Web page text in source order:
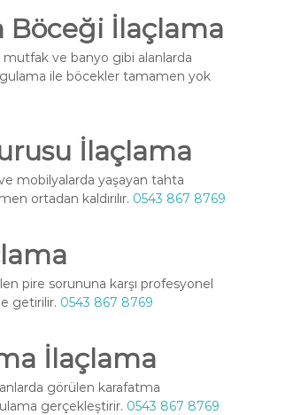
Böceği İlaçlama
ve banyo gibi alanlarda
ile böcekler tamamen yok
İlaçlama
mobilyalarda yaşayan tahta
ortadan kaldırılır. 0543 867 8769
pire sorununa karşı profesyonel
getirilir. 0543 867 8769
İlaçlama
görülen karafatma
gerçekleştirir. 0543 867 8769